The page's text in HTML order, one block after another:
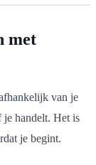
met
van je
je handelt. Het is
je begint.